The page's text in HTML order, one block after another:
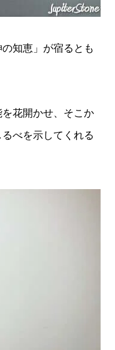
知恵」が宿るとも
花開かせ、そこか
べを示してくれる